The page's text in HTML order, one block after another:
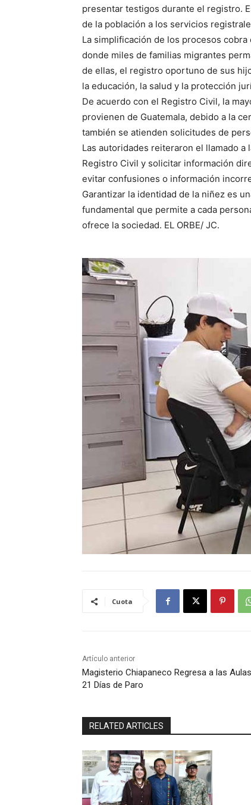
presentar testigos durante el registro.
de la población a los servicios
La simplificación de los procesos
donde miles de familias migrantes
de ellas, el registro oportuno de sus
la educación, la salud y la protección
De acuerdo con el Registro Civil, la
provienen de Guatemala, debido a la
también se atienden solicitudes de
Las autoridades reiteraron el llamado
Registro Civil y solicitar información
evitar confusiones o información
Garantizar la identidad de la niñez es
fundamental que permite a cada
ofrece la sociedad. EL ORBE/ JC.
Cuota
Artículo anterior
Magisterio Chiapaneco Regresa a las
21 Días de Paro
RELATED ARTICLES